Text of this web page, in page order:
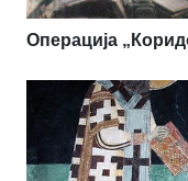
Операција